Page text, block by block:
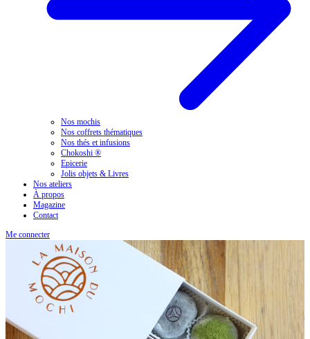
Nos mochis
Nos coffrets thématiques
Nos thés et infusions
Chokoshi ®
Epicerie
Jolis objets & Livres
Nos ateliers
À propos
Magazine
Contact
Me connecter